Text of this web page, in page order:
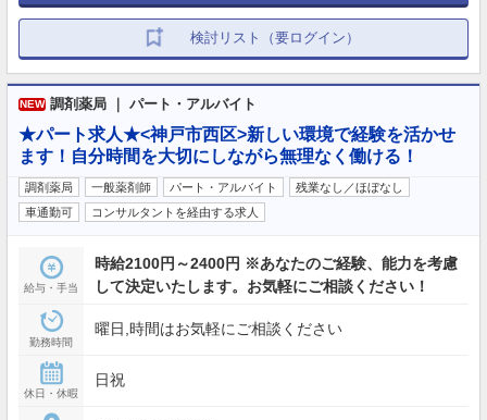
検討リスト（要ログイン）
NEW 調剤薬局 ｜ パート・アルバイト
★パート求人★<神戸市西区>新しい環境で経験を活かせ
ます！自分時間を大切にしながら無理なく働ける！
調剤薬局 一般薬剤師 パート・アルバイト
残業なし／ほぼなし
車通勤可
コンサルタントを経由する求人
給与・手当
時給2100円～2400円 ※あなたのご経験、能力を考慮
して決定いたします。お気軽にご相談ください！
勤務時間
曜日,時間はお気軽にご相談ください
休日・休暇
日祝